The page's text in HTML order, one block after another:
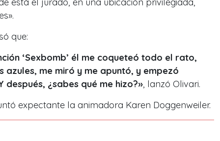
está el jurado, en una ubicación privilegiada,
».
que:
‘Sexbomb’ él me coqueteó todo el rato,
azules, me miró y me apuntó, y empezó
después, ¿sabes qué me hizo?», lanzó Olivari.
expectante la animadora Karen Doggenweiler.